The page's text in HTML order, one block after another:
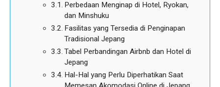
Perbedaan Menginap di Hotel, Ryokan,
dan Minshuku
Fasilitas yang Tersedia di Penginapan
Tradisional Jepang
Tabel Perbandingan Airbnb dan Hotel di
Jepang
Hal-Hal yang Perlu Diperhatikan Saat